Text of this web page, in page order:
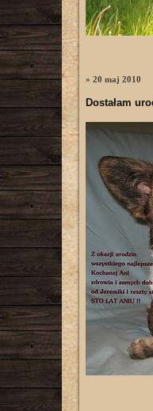
» 20 maj 2010
Dostałam